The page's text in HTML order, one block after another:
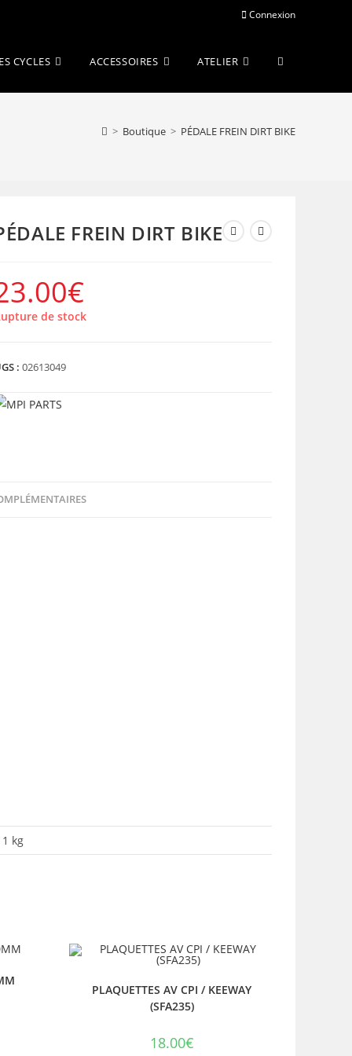
Connexion
CYCLES ACCESSOIRES ATELIER Toggle
> Boutique > PÉDALE FREIN DIRT BIKE
FREIN DIRT BIKE
€
de stock
:02613049
1 kg
PLAQUETTES AV CPI / KEEWAY
(SFA235)
18.00€